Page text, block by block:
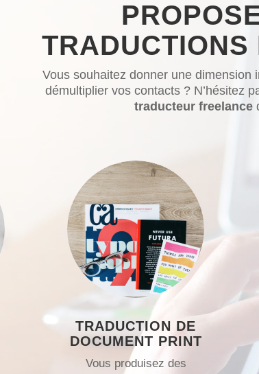
Vous souhaitez donner une dimension
démultiplier vos contacts ? N’hésitez
traducteur freelance
TRADUCTION DE
DOCUMENT PRINT
Vous produisez des